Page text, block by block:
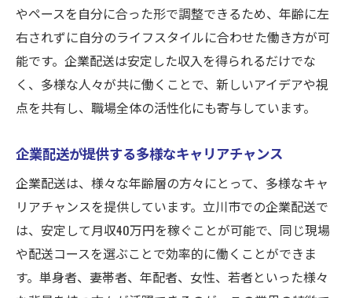
やペースを自分に合った形で調整できるため、年齢に左
右されずに自分のライフスタイルに合わせた働き方が可
能です。企業配送は安定した収入を得られるだけでな
く、多様な人々が共に働くことで、新しいアイデアや視
点を共有し、職場全体の活性化にも寄与しています。
企業配送が提供する多様なキャリアチャンス
企業配送は、様々な年齢層の方々にとって、多様なキャ
リアチャンスを提供しています。立川市での企業配送で
は、安定して月収40万円を稼ぐことが可能で、同じ現場
や配送コースを選ぶことで効率的に働くことができま
す。単身者、妻帯者、年配者、女性、若者といった様々